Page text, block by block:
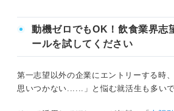
動機ゼロでもOK！飲食業界志
ールを試してください
第一志望以外の企業にエントリーする時
思いつかない......」と悩む就活生も多いで